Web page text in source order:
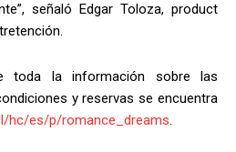
señaló Edgar Toloza, product
toda la información sobre las
y reservas se encuentra
hc/es/p/romance_dreams.